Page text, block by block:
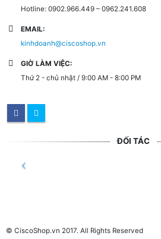
Hotline: 0902.966.449 – 0962.241.608
EMAIL:
kinhdoanh@ciscoshop.vn
GIỜ LÀM VIỆC:
Thứ 2 - chủ nhật / 9:00 AM - 8:00 PM
ĐỐI TÁC
© CiscoShop.vn 2017. All Rights Reserved